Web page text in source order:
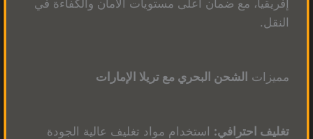
إفريقيا، مع ضمان أعلى مستويات الأمان والكفاءة في
النقل.
مميزات الشحن البحري مع تريلا الإمارات
تغليف احترافي: استخدام مواد تغليف عالية الجودة